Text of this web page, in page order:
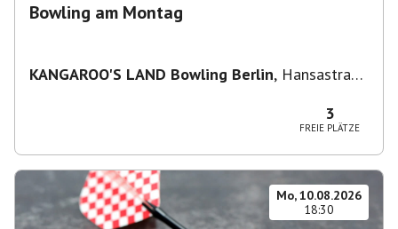
Bowling am Montag
KANGAROO'S LAND Bowling Berlin, Hansastraße
3
FREIE PLÄTZE
Mo, 10.08.2026
18:30